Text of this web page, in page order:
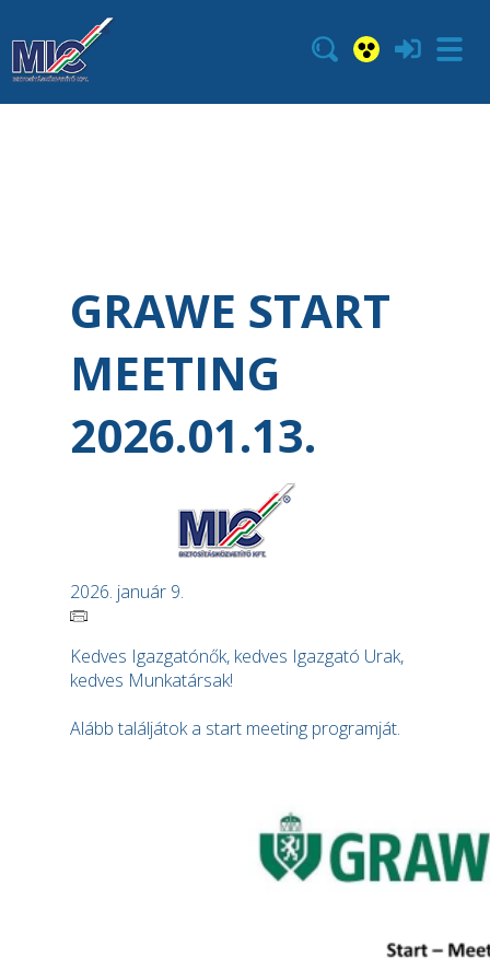
GRAWE START
MEETING
2026.01.13.
2026. január 9.
Kedves Igazgatónők, kedves Igazgató Urak,
kedves Munkatársak!
Alább találjátok a start meeting programját.